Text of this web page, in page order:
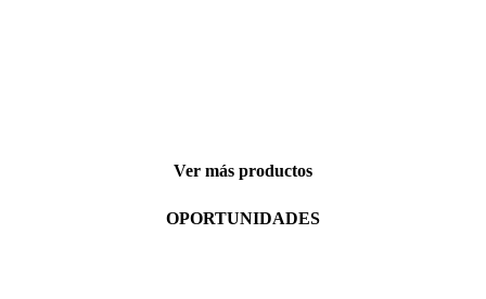
Ver más productos
OPORTUNIDADES